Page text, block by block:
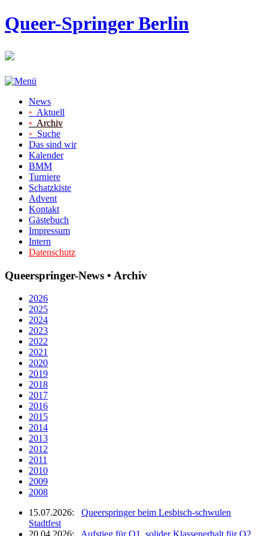
Queer-Springer Berlin
News
• Aktuell
• Archiv
• Suche
Das sind wir
Kalender
BMM
Turniere
Schatzkiste
Advent
Kontakt
Gästebuch
Impressum
Intern
Datenschutz
Queerspringer-News • Archiv
2026
2025
2024
2023
2022
2021
2020
2019
2018
2017
2016
2015
2014
2013
2012
2011
2010
2009
2008
15.07.2026: Queerspringer beim Lesbisch-schwulen
Stadtfest